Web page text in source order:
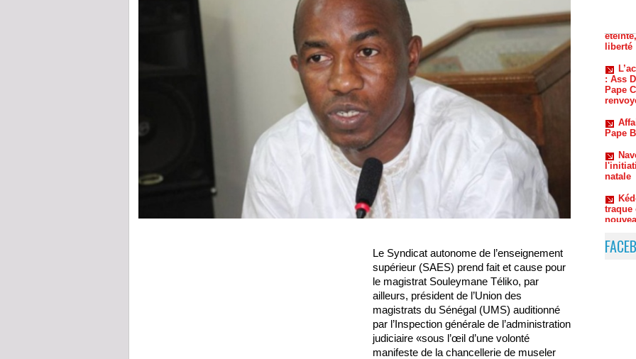
Le Syndicat autonome de l’enseignement
supérieur (SAES) prend fait et cause pour
le magistrat Souleymane Téliko, par
ailleurs, président de l’Union des
magistrats du Sénégal (UMS) auditionné
par l’Inspection générale de l’administration
judiciaire «sous l’œil d’une volonté
manifeste de la chancellerie de museler
: Ass
Pape
Pape
natale
traque